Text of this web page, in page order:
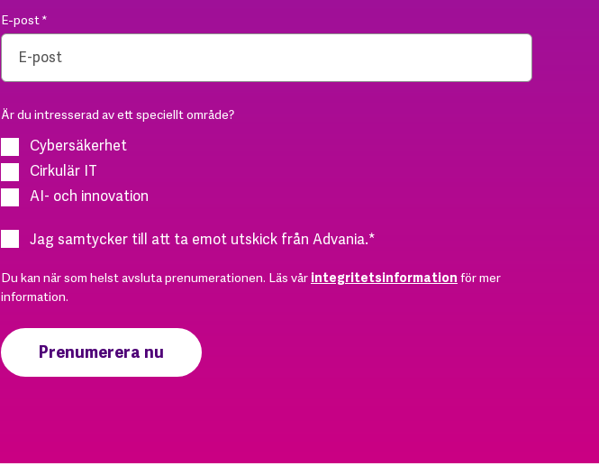
E-post*
Är du intresserad av ett speciellt område?
Cybersäkerhet
Cirkulär IT
AI- och innovation
Jag samtycker till att ta emot utskick från Advania.*
Du kan när som helst avsluta prenumerationen. Läs vår integritetsinformation för mer
information.